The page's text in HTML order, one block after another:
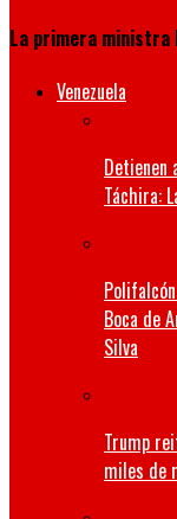
La primera ministra
Venezuela
Detienen
Táchira:
Boca de
Silva
Trump
miles de